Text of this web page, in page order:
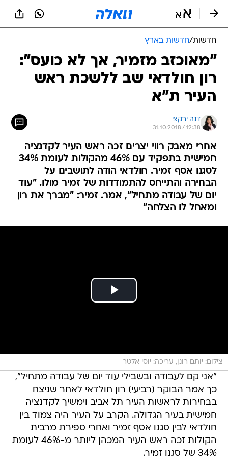
חדשות/חדשות בארץ
"מאוכזב מזמיר, אך לא כועס":
רון חולדאי שב ללשכת ראש
העיר ת"א
דנה ירקצי
31.10.2018 / 12:38
אחרי מאבק רווי יצרים זכה ראש העיר לקדנציה
חמישית בתפקיד עם 46% מהקולות לעומת 34%
לסגנו אסף זמיר. חולדאי הודה לתושבים על
הבחירה והתייחס להתמודדות של זמיר מולו. "עוד
יום של עבודה מתחיל", אמר. זמיר: "מברך את רון
ומאחל לו הצלחה"
צילום: יותם רונן, עריכה: יוסי אלטר
"אני קם לעבודה ובשבילי עוד יום של עבודה מתחיל",
כך אמר הבוקר (רביעי) רון חולדאי לאחר שניצח
בבחירות לראשות העיר תל אביב וימשיך לקדנציה
חמישית בעיר הגדולה. הקרב על העיר היה צמוד בין
חולדאי לבין סגנו אסף זמיר ואחרי ספירת מרבית
הקולות זכה ראש העיר המכהן ליותר מ-46% לעומת
34% של סגנו זמיר.